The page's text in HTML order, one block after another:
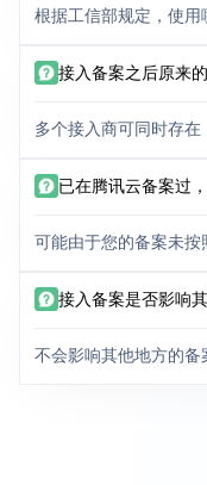
根据工信部规定，使
接入备案之后原来
多个接入商可同时存在
已在腾讯云备案过
可能由于您的备案未按
接入备案是否影响
不会影响其他地方的备